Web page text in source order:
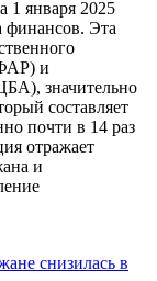
1 января 2025
финансов. Эта
и
значительно
составляет
почти в 14 раз
отражает
и